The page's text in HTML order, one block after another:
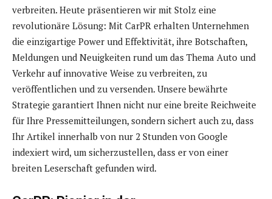
verbreiten. Heute präsentieren wir mit Stolz eine
revolutionäre Lösung: Mit CarPR erhalten Unternehmen
die einzigartige Power und Effektivität, ihre Botschaften,
Meldungen und Neuigkeiten rund um das Thema Auto und
Verkehr auf innovative Weise zu verbreiten, zu
veröffentlichen und zu versenden. Unsere bewährte
Strategie garantiert Ihnen nicht nur eine breite Reichweite
für Ihre Pressemitteilungen, sondern sichert auch zu, dass
Ihr Artikel innerhalb von nur 2 Stunden von Google
indexiert wird, um sicherzustellen, dass er von einer
breiten Leserschaft gefunden wird.